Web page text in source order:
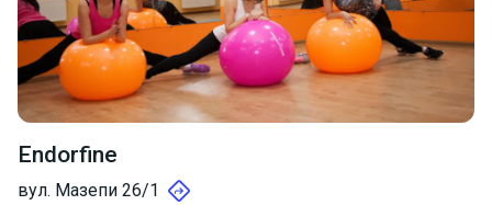
Endorfine
вул. Мазепи 26/1